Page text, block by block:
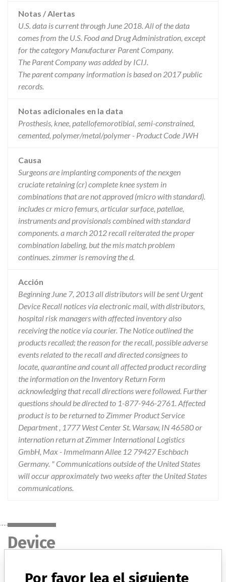
Notas / Alertas
U.S. data is current through June 2018. All of the data
comes from the U.S. Food and Drug Administration, except
for the category Manufacturer Parent Company.
The Parent Company was added by ICIJ.
The parent company information is based on 2017 public
records.
Notas adicionales en la data
Prosthesis, knee, patellofemorotibial, semi-constrained,
cemented, polymer/metal/polymer - Product Code JWH
Causa
Surgeons are implanting components of the nexgen
cruciate retaining (cr) complete knee system in
combinations that are not approved (micro with standard).
includes cr micro femurs, articular surface, patellae,
instruments and provisionals combined with standard
components. a march 2012 recall reiterated the proper
combination labeling, but the mis match problem
continues. zimmer is removing the d.
Acción
Beginning June 7, 2013 all distributors will be sent Urgent
Device Recall notices via electronic mail, with distributors,
hospital risk managers with affected inventory also
receiving the notice via courier. The Notice outlined the
products recalled; the reason for the recall, possible adverse
events related to the recall and directed consignees to
locate, quarantine and count all affected product recording
the information on the Inventory Return Form
acknowledging that recall directions were followed. Further
questions should be directed to 1-877-946-2761. Affected
product is to be returned to Zimmer Product Service
Department , 1777 West Center St. Warsaw, IN 46580 or
internation return at Zimmer International Logistics
GmbH, Max - Immelmann Allee 12 79427 Eschbach
Germany. " Communications outside of the United States
will occur approximately two weeks after the United States
communications.
Device
Device Recall NexGen Complete Knee
Por favor lea el siguiente